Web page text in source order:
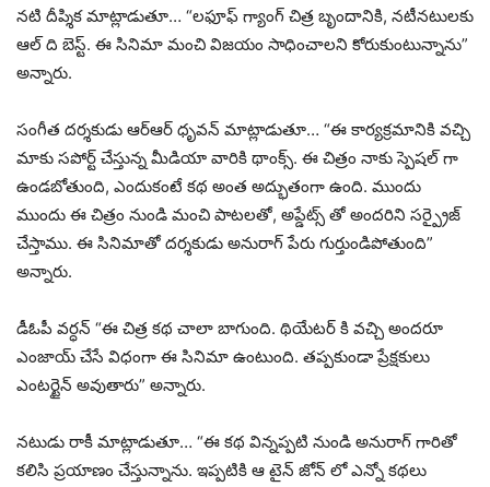
నటి దీప్శిక మాట్లాడుతూ… “లఫూఫ్ గ్యాంగ్ చిత్ర బృందానికి, నటీనటులకు
ఆల్ ది బెస్ట్. ఈ సినిమా మంచి విజయం సాధించాలని కోరుకుంటున్నాను”
అన్నారు.
సంగీత దర్శకుడు ఆర్ఆర్ ధృవన్ మాట్లాడుతూ… “ఈ కార్యక్రమానికి వచ్చి
మాకు సపోర్ట్ చేస్తున్న మీడియా వారికి థాంక్స్. ఈ చిత్రం నాకు స్పెషల్ గా
ఉండబోతుంది, ఎందుకంటే కథ అంత అద్భుతంగా ఉంది. ముందు
ముందు ఈ చిత్రం నుండి మంచి పాటలతో, అప్డేట్స్ తో అందరిని సర్ప్రైజ్
చేస్తాము. ఈ సినిమాతో దర్శకుడు అనురాగ్ పేరు గుర్తుండిపోతుంది”
అన్నారు.
డీఓపీ వర్ధన్ “ఈ చిత్ర కథ చాలా బాగుంది. థియేటర్ కి వచ్చి అందరూ
ఎంజాయ్ చేసే విధంగా ఈ సినిమా ఉంటుంది. తప్పకుండా ప్రేక్షకులు
ఎంటర్టైన్ అవుతారు” అన్నారు.
నటుడు రాకీ మాట్లాడుతూ… “ఈ కథ విన్నప్పటి నుండి అనురాగ్ గారితో
కలిసి ప్రయాణం చేస్తున్నాను. ఇప్పటికి ఆ టైన్ జోన్ లో ఎన్నో కథలు